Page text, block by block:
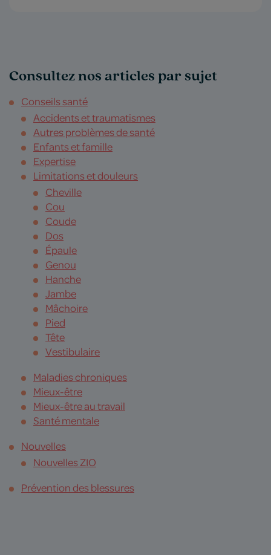
Consultez nos articles par sujet
Conseils santé
Accidents et traumatismes
Autres problèmes de santé
Enfants et famille
Expertise
Limitations et douleurs
Cheville
Cou
Coude
Dos
Épaule
Genou
Hanche
Jambe
Mâchoire
Pied
Tête
Vestibulaire
Maladies chroniques
Mieux-être
Mieux-être au travail
Santé mentale
Nouvelles
Nouvelles ZIO
Prévention des blessures